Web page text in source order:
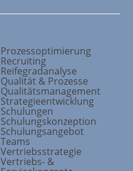
Prozessoptimierung
Recruiting
Reifegradanalyse
Qualität & Prozesse
Qualitätsmanagement
Strategieentwicklung
Schulungen
Schulungskonzeption
Schulungsangebot
Teams
Vertriebsstrategie
Vertriebs- &